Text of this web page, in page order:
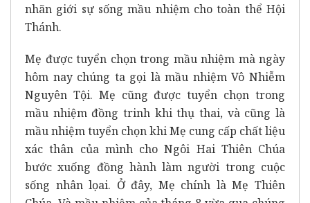
nhãn giới sự sống mầu nhiệm cho toàn thể Hội
Thánh.
Mẹ được tuyển chọn trong mầu nhiệm mà ngày
hôm nay chúng ta gọi là mầu nhiệm Vô Nhiễm
Nguyên Tội. Mẹ cũng được tuyển chọn trong
mầu nhiệm đồng trinh khi thụ thai, và cũng là
mầu nhiệm tuyển chọn khi Mẹ cung cấp chất liệu
xác thân của mình cho Ngôi Hai Thiên Chúa
bước xuống đồng hành làm người trong cuộc
sống nhân lọai. Ở đây, Mẹ chính là Mẹ Thiên